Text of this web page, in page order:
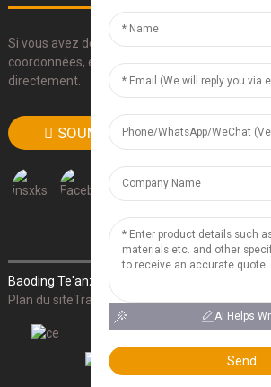
Si vous avez des questions sur nos produits,
coordonnées, envoyez-nous un e-mail ou
directement.
SOUMETTRE
Baoding Te'anzhou Electronic Technology Co.,
Plan du siteTrans
- Recherche supérieure
AI Helps
Send